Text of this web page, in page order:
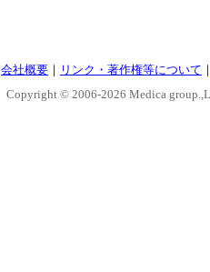
会社概要 ｜ リンク・著作権等について
Copyright © 2006-2026 Medica